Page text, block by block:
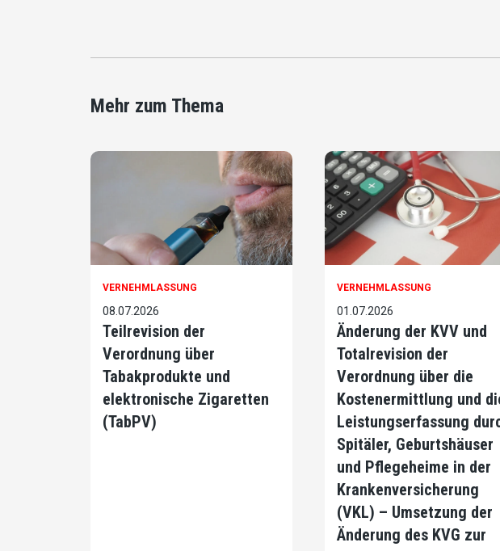
Mehr zum Thema
VERNEHMLASSUNG
08.07.2026
Teilrevision der
Verordnung über
Tabakprodukte und
elektronische Zigaretten
(TabPV)
VERNEHMLASSUNG
01.07.2026
Änderung der KVV und
Totalrevision der
Verordnung über die
Kostenermittlung und
Leistungserfassung
Spitäler, Geburtshäuser
und Pflegeheime in der
Krankenversicherung
(VKL) – Umsetzung der
Änderung des KVG zur